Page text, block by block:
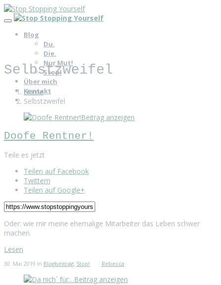
Blog
Du.
Die.
Nur Mut!
Stop!
Über mich
Kontakt
Selbstzweifel
Home
Selbstzweifel
Beitrag anzeigen
Doofe Rentner!
Teile es jetzt
Teilen auf Facebook
Twittern
Teilen auf Google+
Oder: wie mir meine ehemalige Mitarbeiter das Leben schwer
machen.
Lesen
30. Mai 2019 In Blogbeitrag, Stop! Rebecca
Beitrag anzeigen